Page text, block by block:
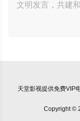
天堂影视提供免费VIP
Copyright ©